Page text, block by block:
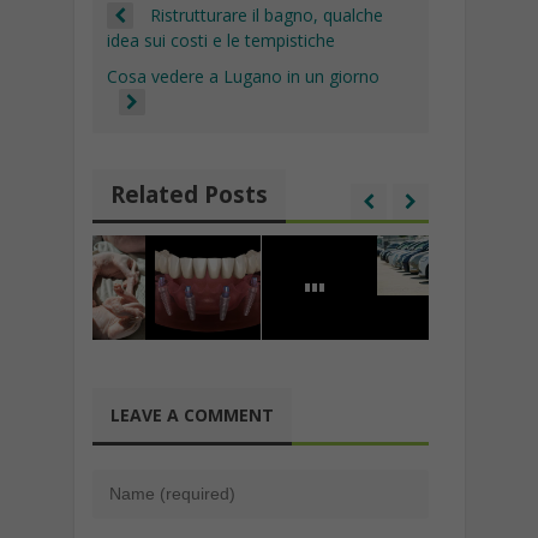
Ristrutturare il bagno, qualche
idea sui costi e le tempistiche
Cosa vedere a Lugano in un giorno
Related Posts
LEAVE A COMMENT